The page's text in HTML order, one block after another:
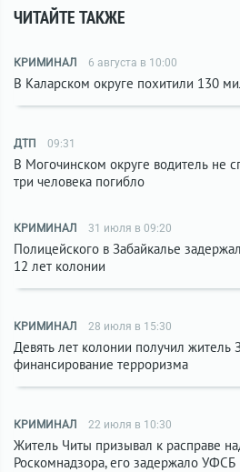
ЧИТАЙТЕ ТАКЖЕ
КРИМИНАЛ 6 августа в 10:00
В Каларском округе похитили 130
ДТП 09:31
В Могочинском округе водитель не
три человека погибло
КРИМИНАЛ 31 июля в 09:20
Полицейского в Забайкалье
12 лет колонии
КРИМИНАЛ 28 июля в 15:30
Девять лет колонии получил житель
финансирование терроризма
КРИМИНАЛ 22 июля в 10:30
Житель Читы призывал к расправе
Роскомнадзора, его задержало УФСБ